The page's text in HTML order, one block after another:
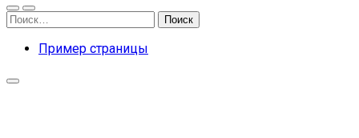
Найти:
Пример страницы